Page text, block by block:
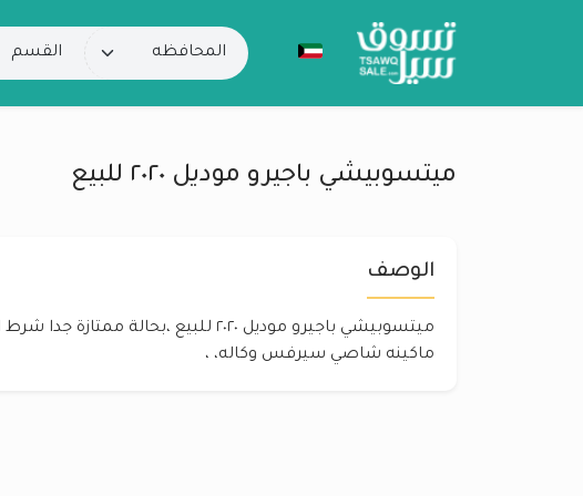
ميتسوبيشي باجيرو موديل ٢٠٢٠ للبيع
الوصف
ميتسوبيشي باجيرو موديل ٢٠٢٠ للبيع ،بحالة
ماكينه شاصي سيرفس وكاله، ،